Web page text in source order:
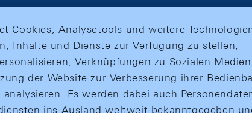
Cookies, Analysetools und weitere
Inhalte und Dienste zur Verfügung zu stellen,
Verknüpfungen zu Sozialen Medien
der Website zur Verbesserung ihrer
Es werden dabei auch
ins Ausland weltweit bekanntgegeben